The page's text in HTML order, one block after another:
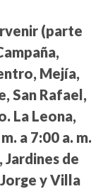
(parte
Mejía,
San Rafael,
La Leona,
a 7:00 a. m.
de
y Villa